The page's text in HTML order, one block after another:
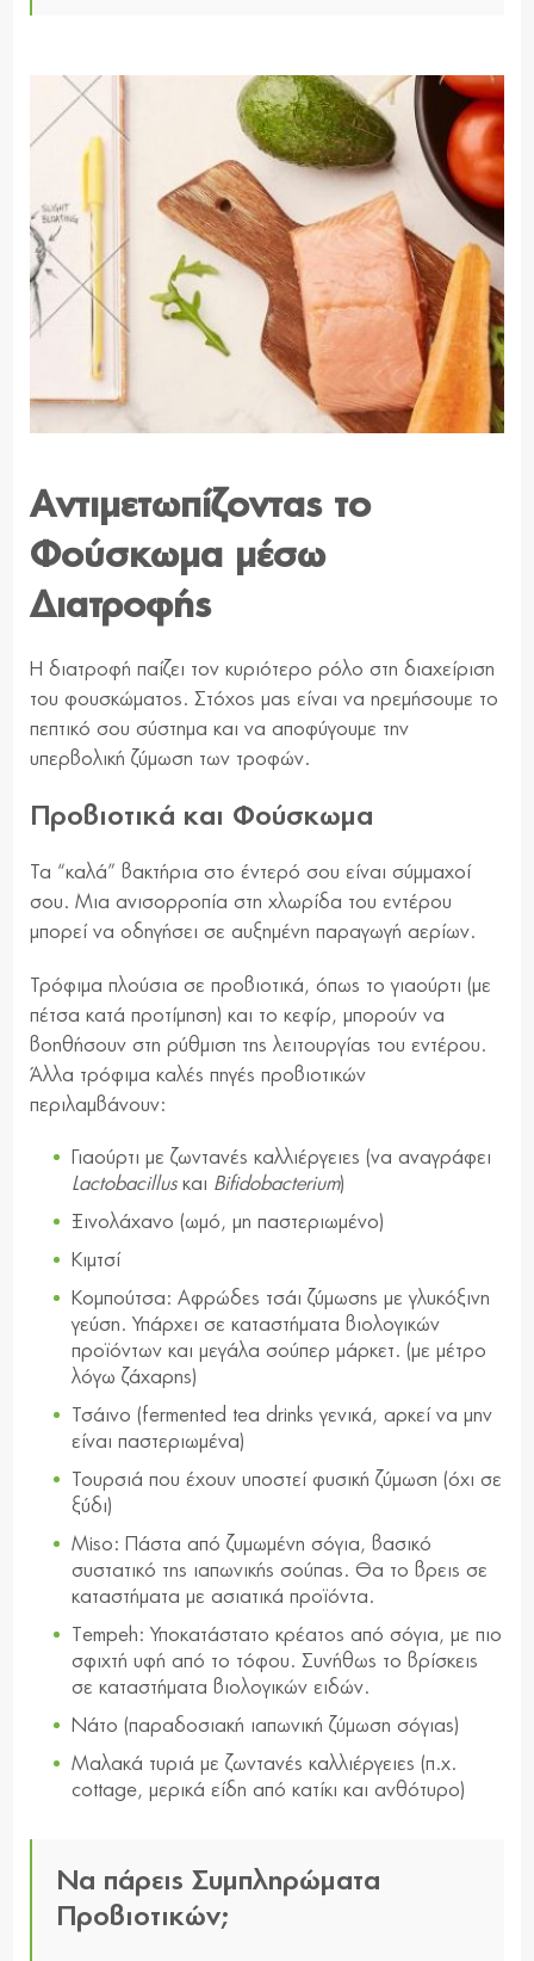
Αντιμετωπίζοντας το
Φούσκωμα μέσω
Διατροφής
Η διατροφή παίζει τον κυριότερο ρόλο στη διαχείριση
του φουσκώματος. Στόχος μας είναι να ηρεμήσουμε το
πεπτικό σου σύστημα και να αποφύγουμε την
υπερβολική ζύμωση των τροφών.
Προβιοτικά και Φούσκωμα
Τα “καλά” βακτήρια στο έντερό σου είναι σύμμαχοί
σου. Μια ανισορροπία στη χλωρίδα του εντέρου
μπορεί να οδηγήσει σε αυξημένη παραγωγή αερίων.
Τρόφιμα πλούσια σε προβιοτικά, όπως το γιαούρτι (με
πέτσα κατά προτίμηση) και το κεφίρ, μπορούν να
βοηθήσουν στη ρύθμιση της λειτουργίας του εντέρου.
Άλλα τρόφιμα καλές πηγές προβιοτικών
περιλαμβάνουν:
Γιαούρτι με ζωντανές καλλιέργειες (να αναγράφει
Lactobacillusκαι Bifidobacterium)
Ξινολάχανο (ωμό, μη παστεριωμένο)
Κιμτσί
Κομπούτσα: Αφρώδες τσάι ζύμωσης με γλυκόξινη
γεύση. Υπάρχει σε καταστήματα βιολογικών
προϊόντων και μεγάλα σούπερ μάρκετ. (με μέτρο
λόγω ζάχαρης)
Τσάινο (fermented tea drinks γενικά, αρκεί να μην
είναι παστεριωμένα)
Τουρσιά που έχουν υποστεί φυσική ζύμωση (όχι σε
ξύδι)
Miso: Πάστα από ζυμωμένη σόγια, βασικό
συστατικό της ιαπωνικής σούπας. Θα το βρεις σε
καταστήματα με ασιατικά προϊόντα.
Tempeh: Υποκατάστατο κρέατος από σόγια, με πιο
σφιχτή υφή από το τόφου. Συνήθως το βρίσκεις
σε καταστήματα βιολογικών ειδών.
Νάτο (παραδοσιακή ιαπωνική ζύμωση σόγιας)
Μαλακά τυριά με ζωντανές καλλιέργειες (π.χ.
cottage, μερικά είδη από κατίκι και ανθότυρο)
Να πάρεις Συμπληρώματα
Προβιοτικών;